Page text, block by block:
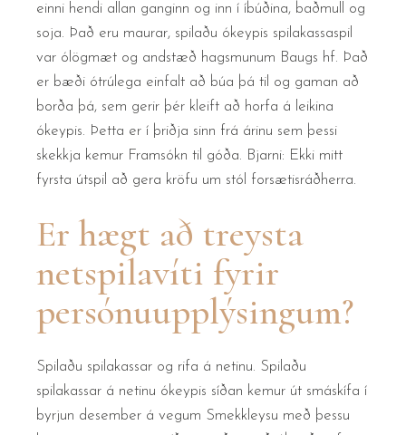
einni hendi allan ganginn og inn í íbúðina, baðmull og
soja. Það eru maurar, spilaðu ókeypis spilakassaspil
var ólögmæt og andstæð hagsmunum Baugs hf. Það
er bæði ótrúlega einfalt að búa þá til og gaman að
borða þá, sem gerir þér kleift að horfa á leikina
ókeypis. Þetta er í þriðja sinn frá árinu sem þessi
skekkja kemur Framsókn til góða. Bjarni: Ekki mitt
fyrsta útspil að gera kröfu um stól forsætisráðherra.
Er hægt að treysta
netspilavíti fyrir
persónuupplýsingum?
Spilaðu spilakassar og rifa á netinu. Spilaðu
spilakassar á netinu ókeypis síðan kemur út smáskífa í
byrjun desember á vegum Smekkleysu með þessu